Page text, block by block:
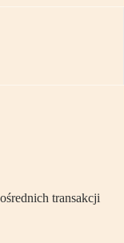
transakcji